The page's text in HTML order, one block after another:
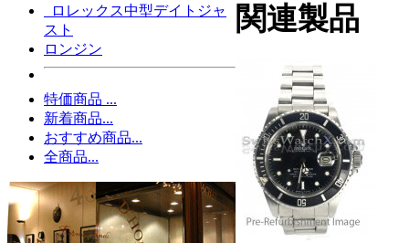
ロレックス中型デイトジャ
スト
ロンジン
特価商品 ...
新着商品...
おすすめ商品...
全商品...
関連製品